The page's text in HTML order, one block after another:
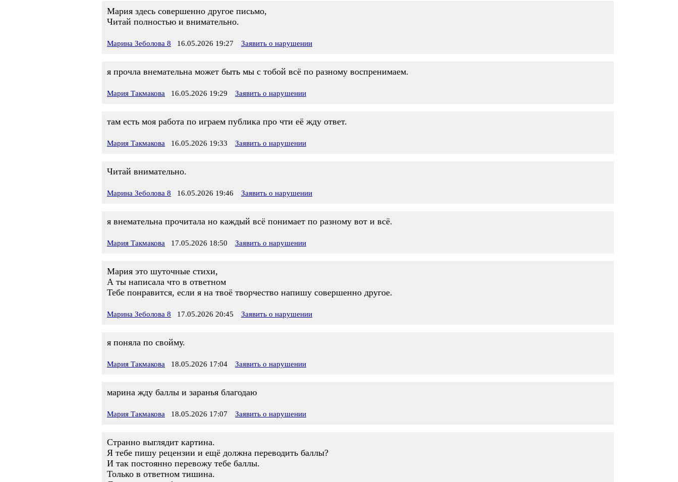
Мария здесь совершенно другое письмо,
Читай полностью и внимательно.
Марина Зеболова 8 16.05.2026 19:27 Заявить о нарушении
я прочла внемательна может быть мы с тобой всё по разному воспренимаем.
Мария Такмакова 16.05.2026 19:29 Заявить о нарушении
там есть моя работа по играем публика про чти её жду ответ.
Мария Такмакова 16.05.2026 19:33 Заявить о нарушении
Читай внимательно.
Марина Зеболова 8 16.05.2026 19:46 Заявить о нарушении
я внемательна прочитала но каждый всё понимает по разному вот и всё.
Мария Такмакова 17.05.2026 18:50 Заявить о нарушении
Мария это шуточные стихи,
А ты написала что в ответном
Тебе понравится, если я на твоё творчество напишу совершенно другое.
Марина Зеболова 8 17.05.2026 20:45 Заявить о нарушении
я поняла по свойму.
Мария Такмакова 18.05.2026 17:04 Заявить о нарушении
марина жду баллы и заранья благодаю
Мария Такмакова 18.05.2026 17:07 Заявить о нарушении
Странно выглядит картина.
Я тебе пишу рецензии и ещё должна переводить баллы?
И так постоянно перевожу тебе баллы.
Только в ответном тишина.